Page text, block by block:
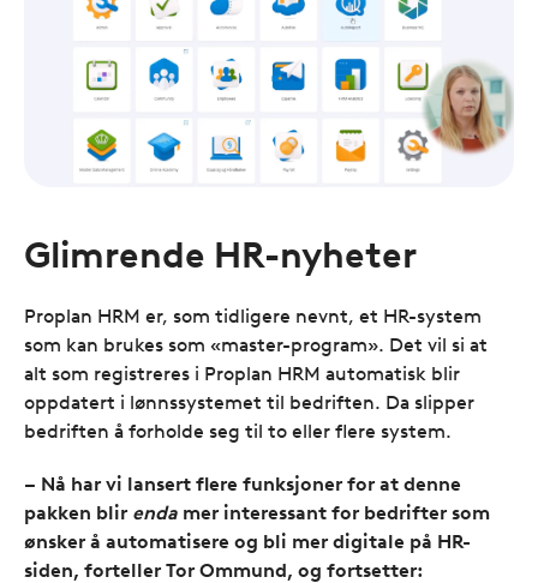
Glimrende HR-nyheter
Proplan HRM er, som tidligere nevnt, et HR-system
som kan brukes som «master-program». Det vil si at
alt som registreres i Proplan HRM automatisk blir
oppdatert i lønnssystemet til bedriften. Da slipper
bedriften å forholde seg til to eller flere system.
– Nå har vi lansert flere funksjoner for at denne
pakken blir enda mer interessant for bedrifter som
ønsker å automatisere og bli mer digitale på HR-
siden, forteller Tor Ommund, og fortsetter: